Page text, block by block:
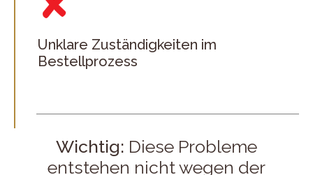
Unklare Zuständigkeiten im
Bestellprozess
Wichtig: Diese Probleme
entstehen nicht wegen der